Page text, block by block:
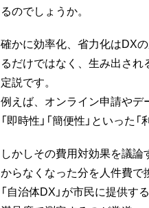
るのでしょうか。
確かに効率化、省力化はDX
るだけではなく、生み出さ
定説です。
例えば、オンライン申請や
「即時性」「簡便性」といっ
しかしその費用対効果を議
からなくなった分を人件費で
「自治体DX」が市民に提供